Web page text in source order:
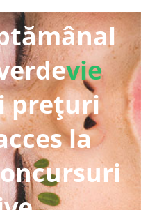
vie
prețuri
la